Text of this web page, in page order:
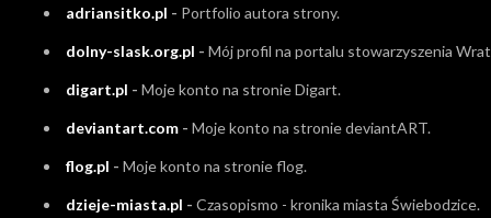
adriansitko.pl - Portfolio autora strony.
dolny-slask.org.pl - Mój profil na portalu stowarzyszenia
digart.pl - Moje konto na stronie Digart.
deviantart.com - Moje konto na stronie deviantART.
flog.pl - Moje konto na stronie flog.
dzieje-miasta.pl - Czasopismo - kronika miasta Świebodzice.